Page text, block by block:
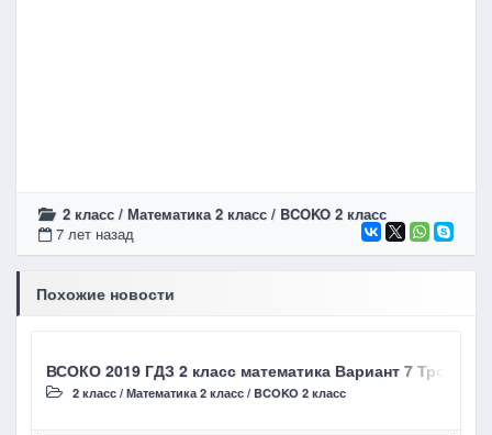
2 класс / Математика 2 класс / BCOKO 2 класс
7 лет назад
Похожие новости
ВСОКО 2019 ГДЗ 2 класс математика Вариант 7
2 класс / Математика 2 класс / BCOKO 2 класс